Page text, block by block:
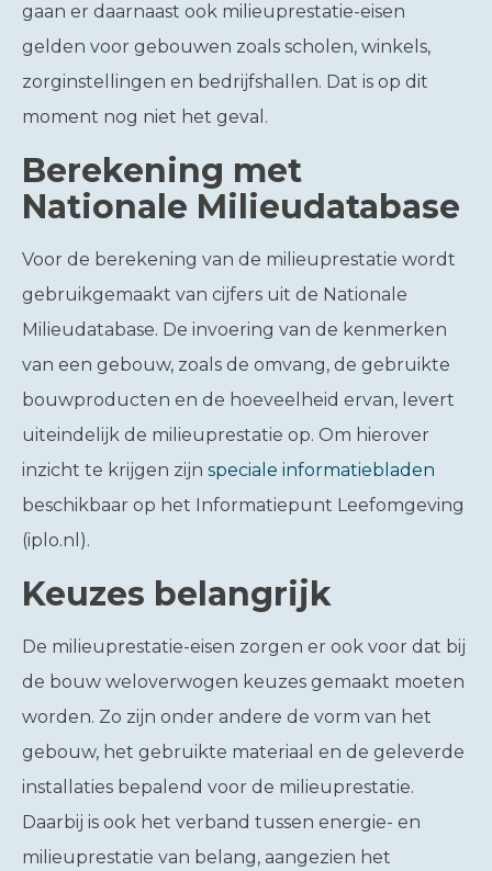
gaan er daarnaast ook milieuprestatie-eisen
gelden voor gebouwen zoals scholen, winkels,
zorginstellingen en bedrijfshallen. Dat is op dit
moment nog niet het geval.
Berekening met
Nationale Milieudatabase
Voor de berekening van de milieuprestatie wordt
gebruikgemaakt van cijfers uit de Nationale
Milieudatabase. De invoering van de kenmerken
van een gebouw, zoals de omvang, de gebruikte
bouwproducten en de hoeveelheid ervan, levert
uiteindelijk de milieuprestatie op. Om hierover
inzicht te krijgen zijn speciale informatiebladen
beschikbaar op het Informatiepunt Leefomgeving
(iplo.nl).
Keuzes belangrijk
De milieuprestatie-eisen zorgen er ook voor dat bij
de bouw weloverwogen keuzes gemaakt moeten
worden. Zo zijn onder andere de vorm van het
gebouw, het gebruikte materiaal en de geleverde
installaties bepalend voor de milieuprestatie.
Daarbij is ook het verband tussen energie- en
milieuprestatie van belang, aangezien het